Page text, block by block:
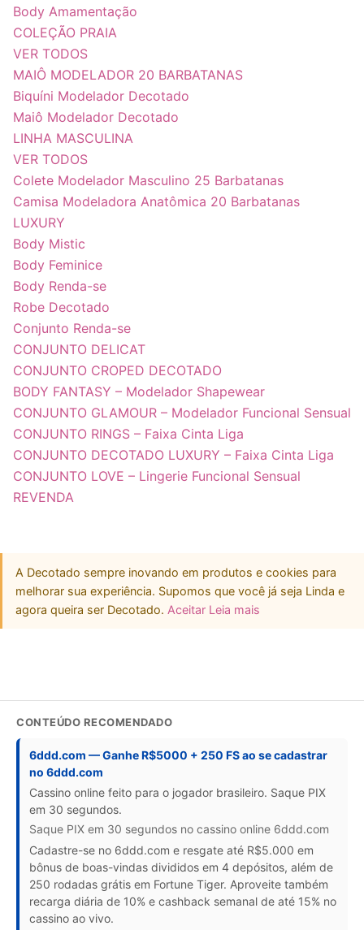
Body Amamentação
COLEÇÃO PRAIA
VER TODOS
MAIÔ MODELADOR 20 BARBATANAS
Biquíni Modelador Decotado
Maiô Modelador Decotado
LINHA MASCULINA
VER TODOS
Colete Modelador Masculino 25 Barbatanas
Camisa Modeladora Anatômica 20 Barbatanas
LUXURY
Body Mistic
Body Feminice
Body Renda-se
Robe Decotado
Conjunto Renda-se
CONJUNTO DELICAT
CONJUNTO CROPED DECOTADO
BODY FANTASY – Modelador Shapewear
CONJUNTO GLAMOUR – Modelador Funcional Sensual
CONJUNTO RINGS – Faixa Cinta Liga
CONJUNTO DECOTADO LUXURY – Faixa Cinta Liga
CONJUNTO LOVE – Lingerie Funcional Sensual
REVENDA
A Decotado sempre inovando em produtos e cookies para
melhorar sua experiência. Supomos que você já seja Linda e
agora queira ser Decotado. Aceitar Leia mais
CONTEÚDO RECOMENDADO
6ddd.com — Ganhe R$5000 + 250 FS ao se cadastrar
no 6ddd.com
Cassino online feito para o jogador brasileiro. Saque PIX
em 30 segundos.
Saque PIX em 30 segundos no cassino online 6ddd.com
Cadastre-se no 6ddd.com e resgate até R$5.000 em
bônus de boas-vindas divididos em 4 depósitos, além de
250 rodadas grátis em Fortune Tiger. Aproveite também
recarga diária de 10% e cashback semanal de até 15% no
cassino ao vivo.